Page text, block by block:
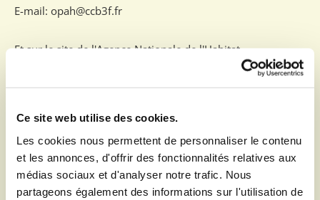
Ce site web utilise des cookies.
Les cookies nous permettent de personnaliser le contenu
et les annonces, d'offrir des fonctionnalités relatives aux
médias sociaux et d'analyser notre trafic. Nous
partageons également des informations sur l'utilisation de
E-mail: opah@ccb3f.fr
Et sur le site de l'Agence Nationale de l'Habitat